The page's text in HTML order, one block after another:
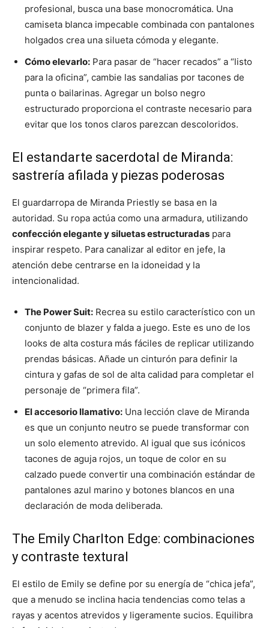
profesional, busca una base monocromática. Una
camiseta blanca impecable combinada con pantalones
holgados crea una silueta cómoda y elegante.
Cómo elevarlo: Para pasar de “hacer recados” a “listo
para la oficina”, cambie las sandalias por tacones de
punta o bailarinas. Agregar un bolso negro
estructurado proporciona el contraste necesario para
evitar que los tonos claros parezcan descoloridos.
El estandarte sacerdotal de Miranda:
sastrería afilada y piezas poderosas
El guardarropa de Miranda Priestly se basa en la
autoridad. Su ropa actúa como una armadura, utilizando
confección elegante y siluetas estructuradas para
inspirar respeto. Para canalizar al editor en jefe, la
atención debe centrarse en la idoneidad y la
intencionalidad.
The Power Suit: Recrea su estilo característico con un
conjunto de blazer y falda a juego. Este es uno de los
looks de alta costura más fáciles de replicar utilizando
prendas básicas. Añade un cinturón para definir la
cintura y gafas de sol de alta calidad para completar el
personaje de “primera fila”.
El accesorio llamativo: Una lección clave de Miranda
es que un conjunto neutro se puede transformar con
un solo elemento atrevido. Al igual que sus icónicos
tacones de aguja rojos, un toque de color en su
calzado puede convertir una combinación estándar de
pantalones azul marino y botones blancos en una
declaración de moda deliberada.
The Emily Charlton Edge: combinaciones
y contraste textural
El estilo de Emily se define por su energía de “chica jefa”,
que a menudo se inclina hacia tendencias como telas a
rayas y acentos atrevidos y ligeramente sucios. Equilibra